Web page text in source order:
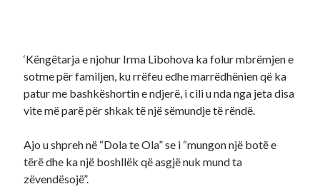
‘Këngëtarja e njohur Irma Libohova ka folur mbrëmjen e
sotme për familjen, ku rrëfeu edhe marrëdhënien që ka
patur me bashkëshortin e ndjerë, i cili u nda nga jeta disa
vite më parë për shkak të një sëmundje të rëndë.
Ajo u shpreh në “Dola te Ola” se i “mungon një botë e
tërë dhe ka një boshllëk që asgjë nuk mund ta
zëvendësojë”.